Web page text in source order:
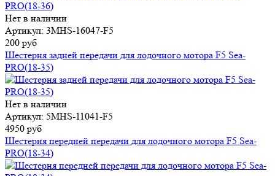
Нет в наличии
Артикул: 3MHS-16047-F5
200 руб
Шестерня задней передачи для лодочного мотора F5 Sea-
PRO(18-35)
Нет в наличии
Артикул: 5MHS-11041-F5
4950 руб
Шестерня передней передачи для лодочного мотора F5 Sea-
PRO(18-34)